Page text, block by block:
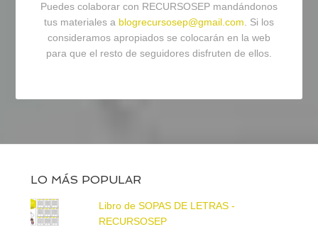
Puedes colaborar con RECURSOSEP mandándonos
tus materiales a blogrecursosep@gmail.com. Si los
consideramos apropiados se colocarán en la web
para que el resto de seguidores disfruten de ellos.
LO MÁS POPULAR
Libro de SOPAS DE LETRAS -
RECURSOSEP